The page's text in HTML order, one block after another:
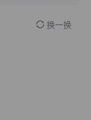
换一换